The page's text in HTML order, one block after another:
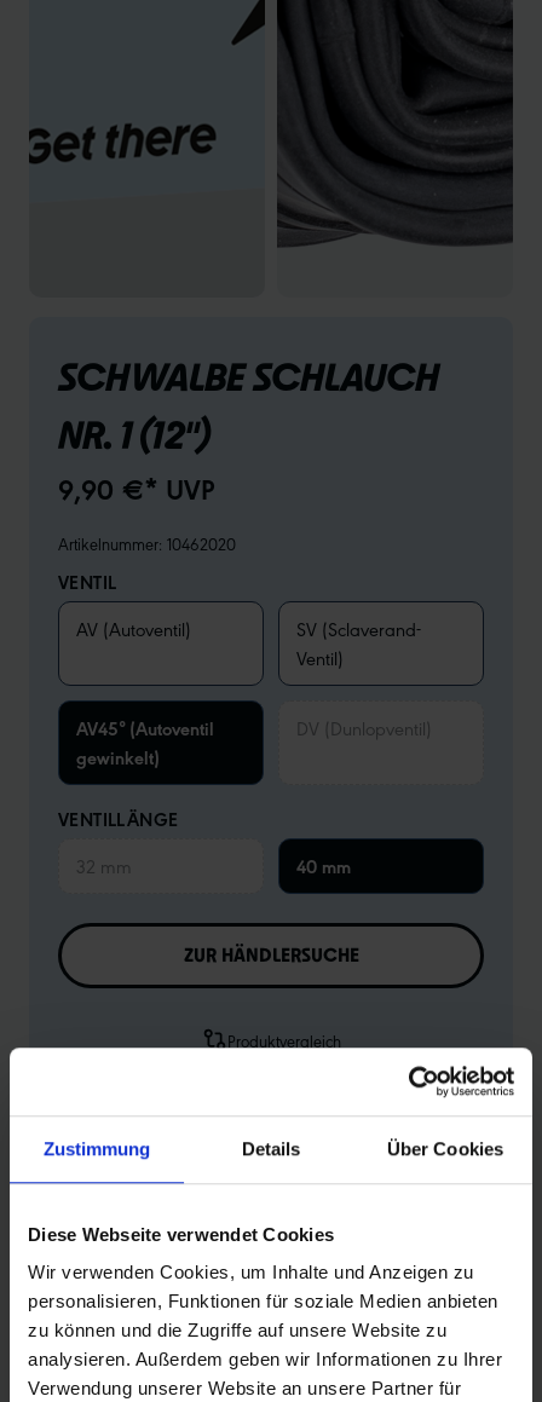
Zustimmung Details Über Cookies
Diese Webseite verwendet Cookies
Wir verwenden Cookies, um Inhalte und Anzeigen zu
personalisieren, Funktionen für soziale Medien anbieten
zu können und die Zugriffe auf unsere Website zu
analysieren. Außerdem geben wir Informationen zu Ihrer
Verwendung unserer Website an unsere Partner für
SCHWALBE SCHLAUCH
NR. 1 (12")
9,90 €* UVP
Artikelnummer: 10462020
VENTIL
AV (Autoventil)
SV (Sclaverand-
Ventil)
AV45° (Autoventil
gewinkelt)
DV (Dunlopventil)
VENTILLÄNGE
32 mm 40 mm
ZUR HÄNDLERSUCHE
Produktvergleich
PRODUKTINFORMATIONEN
Schwalbe Standard Fahrradschlauch Nr. 1. Für
Fahrradreifen in der Größe 12" Zoll (ETRTO 47→62-203).